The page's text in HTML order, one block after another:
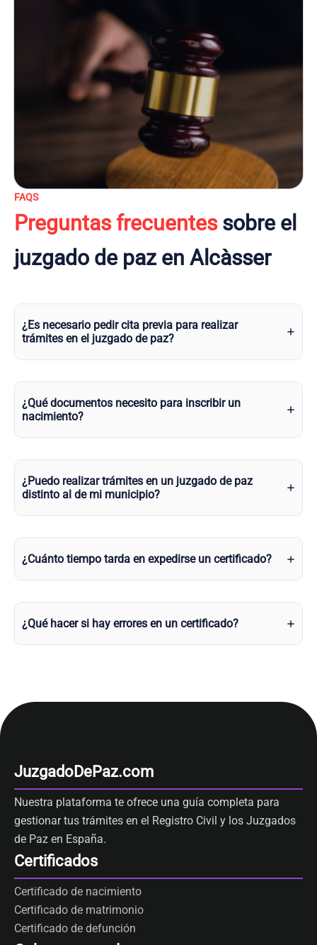
FAQS
Preguntas frecuentessobre el
juzgado de paz en Alcàsser
¿Es necesario pedir cita previa para realizar
trámites en el juzgado de paz?
¿Qué documentos necesito para inscribir un
nacimiento?
¿Puedo realizar trámites en un juzgado de paz
distinto al de mi municipio?
¿Cuánto tiempo tarda en expedirse un certificado?
¿Qué hacer si hay errores en un certificado?
JuzgadoDePaz.com
Nuestra plataforma te ofrece una guía completa para
gestionar tus trámites en el Registro Civil y los Juzgados
de Paz en España.
Certificados
Certificado de nacimiento
Certificado de matrimonio
Certificado de defunción